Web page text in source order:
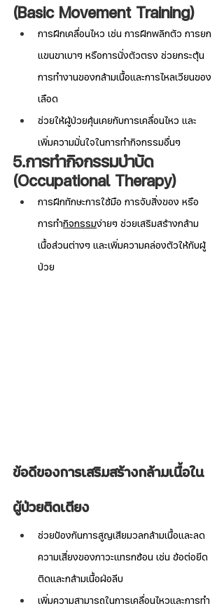
(Basic Movement Training)
การฝึกเคลื่อนไหว เช่น การฝึกพลิกตัว การยก
แขนขาเบาๆ หรือการนั่งตัวตรง ช่วยกระตุ้น
การทำงานของกล้ามเนื้อและการไหลเวียนของ
เลือด
ช่วยให้ผู้ป่วยคุ้นเคยกับการเคลื่อนไหว และ
เพิ่มความมั่นใจในการทำกิจกรรมอื่นๆ
5.การทำกิจกรรมบำบัด
(Occupational Therapy)
การฝึกทักษะการใช้มือ การจับสิ่งของ หรือ
การทำกิจกรรมง่ายๆ ช่วยเสริมสร้างกล้าม
เนื้อส่วนต่างๆ และเพิ่มความคล่องตัวให้กับผู้
ป่วย
ข้อดีของการเสริมสร้างกล้ามเนื้อใน
ผู้ป่วยติดเตียง
ช่วยป้องกันการสูญเสียมวลกล้ามเนื้อและลด
ความเสี่ยงของภาวะแทรกซ้อน เช่น ข้อต่อยึด
ติดและกล้ามเนื้อฝ่อลีบ
เพิ่มความสามารถในการเคลื่อนไหวและการทำ